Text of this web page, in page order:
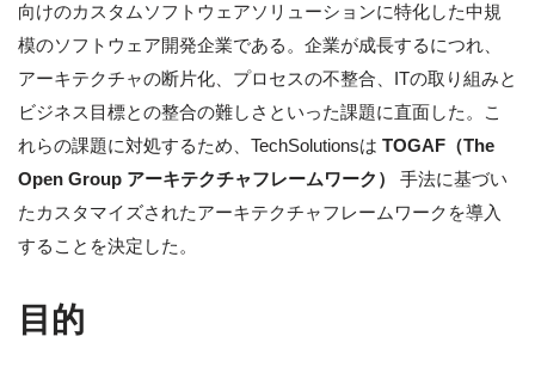
向けのカスタムソフトウェアソリューションに特化した中規
模のソフトウェア開発企業である。企業が成長するにつれ、
アーキテクチャの断片化、プロセスの不整合、ITの取り組みと
ビジネス目標との整合の難しさといった課題に直面した。こ
れらの課題に対処するため、TechSolutionsは TOGAF（The
Open Group アーキテクチャフレームワーク）
手法に基づい
たカスタマイズされたアーキテクチャフレームワークを導入
することを決定した。
目的